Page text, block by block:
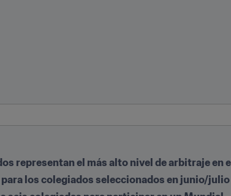
representan el más alto nivel de arbitraje en
los colegiados seleccionados en junio/julio